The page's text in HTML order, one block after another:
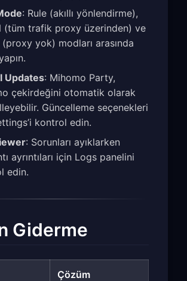
: Rule (akıllı yönlendirme),
(tüm trafik proxy üzerinden) ve
yok) modları arasında
Updates: Mihomo Party,
çekirdeğini otomatik olarak
Güncelleme seçenekleri
kontrol edin.
: Sorunları ayıklarken
ayrıntıları için Logs panelini
edin.
Giderme
Çözüm